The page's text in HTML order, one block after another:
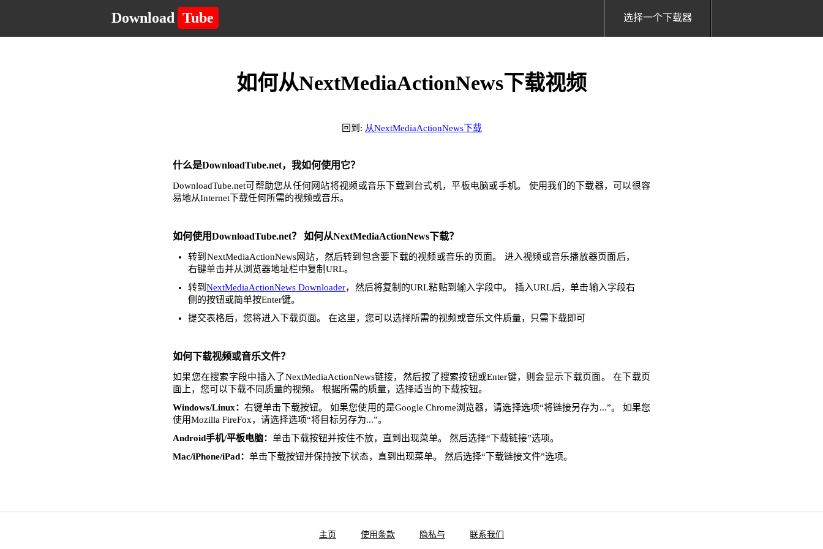
Download Tube 选择一个下载器
如何从NextMediaActionNews下载视频
回到: 从NextMediaActionNews下载
什么是DownloadTube.net，我如何使用它？
DownloadTube.net可帮助您从任何网站将视频或音乐下载到台式机，平板电脑或手机。 使用我们的下载器，可以很容
易地从Internet下载任何所需的视频或音乐。
如何使用DownloadTube.net？ 如何从NextMediaActionNews下载？
转到NextMediaActionNews网站，然后转到包含要下载的视频或音乐的页面。 进入视频或音乐播放器页面后，
右键单击并从浏览器地址栏中复制URL。
转到NextMediaActionNews Downloader，然后将复制的URL粘贴到输入字段中。 插入URL后，单击输入字段右
侧的按钮或简单按Enter键。
提交表格后，您将进入下载页面。 在这里，您可以选择所需的视频或音乐文件质量，只需下载即可
如何下载视频或音乐文件？
如果您在搜索字段中插入了NextMediaActionNews链接，然后按了搜索按钮或Enter键，则会显示下载页面。 在下载页
面上，您可以下载不同质量的视频。 根据所需的质量，选择适当的下载按钮。
Windows/Linux：右键单击下载按钮。 如果您使用的是Google Chrome浏览器，请选择选项“将链接另存为...”。 如果您
使用Mozilla FireFox，请选择选项“将目标另存为...”。
Android手机/平板电脑： 单击下载按钮并按住不放，直到出现菜单。 然后选择“下载链接”选项。
Mac/iPhone/iPad： 单击下载按钮并保持按下状态，直到出现菜单。 然后选择“下载链接文件”选项。
主页 使用条款 隐私与 联系我们